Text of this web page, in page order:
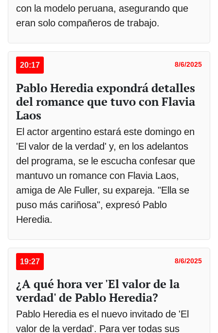
con la modelo peruana, asegurando que
eran solo compañeros de trabajo.
20:17 8/6/2025
Pablo Heredia expondrá detalles
del romance que tuvo con Flavia
Laos
El actor argentino estará este domingo en
'El valor de la verdad' y, en los adelantos
del programa, se le escucha confesar que
mantuvo un romance con Flavia Laos,
amiga de Ale Fuller, su expareja. "Ella se
puso más cariñosa", expresó Pablo
Heredia.
19:27 8/6/2025
¿A qué hora ver 'El valor de la
verdad' de Pablo Heredia?
Pablo Heredia es el nuevo invitado de 'El
valor de la verdad'. Para ver todas sus